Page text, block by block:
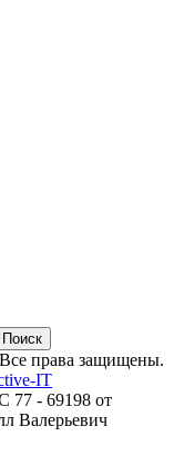
Поиск
права защищены.
IT
77 - 69198 от